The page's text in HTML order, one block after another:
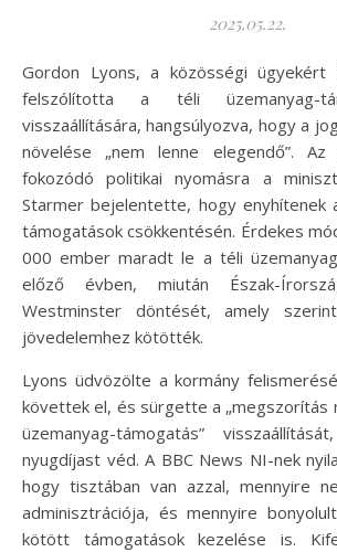
2025.05.22.
Gordon Lyons, a közösségi ügyekért felelős miniszter,
felszólította a téli üzemanyag-
visszaállítására, hangsúlyozva, hogy a
növelése „nem lenne elegendő”.
fokozódó politikai nyomásra a
Starmer bejelentette, hogy enyhítenek
támogatások csökkentésén. Érdekes
000 ember maradt le a téli
előző évben, miután Észak-
Westminster döntését, amely
jövedelemhez kötötték.
Lyons üdvözölte a kormány
követtek el, és sürgette a „megszorítás
üzemanyag-támogatás”
nyugdíjast véd. A BBC News NI-nek
hogy tisztában van azzal, mennyire
adminisztrációja, és mennyire
kötött támogatások kezelése is.